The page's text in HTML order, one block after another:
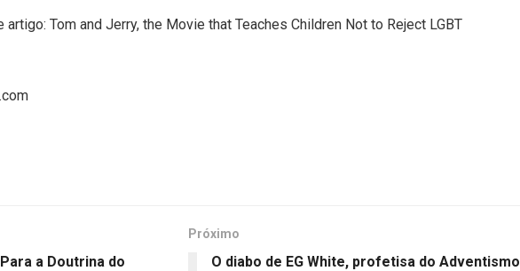
Tom and Jerry, the Movie that Teaches Children Not to Reject LGBT
a Doutrina do
Próximo
O diabo de EG White, profetisa do Adventismo